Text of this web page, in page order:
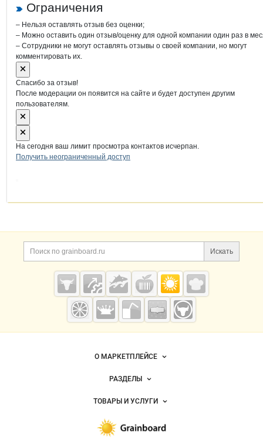
Ограничения
– Нельзя оставлять отзыв без оценки;
– Можно оставить один отзыв/оценку для одной компании один раз в
– Сотрудники не могут оставлять отзывы о своей компании, но могут
комментировать их.
Спасибо за отзыв!
После модерации он появится на сайте и будет доступен другим
пользователям.
На сегодня ваш лимит просмотра контактов исчерпан.
Получить неограниченный доступ
Дополнительная информация
Поиск по сайту и
Искать
Cсылки на полезные проекты
Grainboard.ru
— зерно и
мука
Важные разделы и контакты
Навигация по сайтуО МАРКЕТПЛЕЙСЕ
Новости Grainboard.ru
Размещение рекламы
Публичная оферта
Контактная информация
РАЗДЕЛЫ
Объявления
Новости рынка
ТОВАРЫ И УСЛУГИ
Крупы